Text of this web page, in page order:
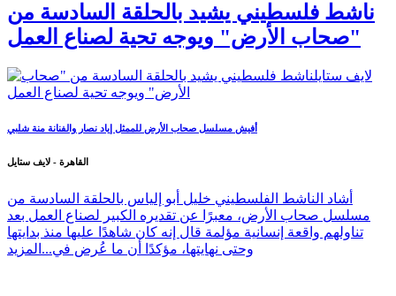
ناشط فلسطيني يشيد بالحلقة السادسة من
"صحاب الأرض" ويوجه تحية لصناع العمل
أفيش مسلسل صحاب الأرض للممثل إياد نصار والفنانة منة شلبي
القاهرة - لايف ستايل
أشاد الناشط الفلسطيني خليل أبو إلياس بالحلقة السادسة من
مسلسل صحاب الأرض، معبرًا عن تقديره الكبير لصناع العمل بعد
تناولهم واقعة إنسانية مؤلمة قال إنه كان شاهدًا عليها منذ بدايتها
وحتى نهايتها، مؤكدًا أن ما عُرض في... المزيد